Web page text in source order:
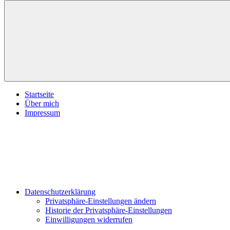
Menü
Startseite
Über mich
Impressum
Datenschutzerklärung
Privatsphäre-Einstellungen ändern
Historie der Privatsphäre-Einstellungen
Einwilligungen widerrufen